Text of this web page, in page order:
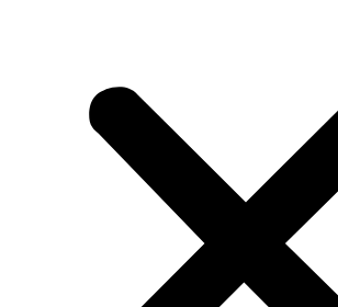
Причины рецидивов
базалиомы и их
разнообразие: